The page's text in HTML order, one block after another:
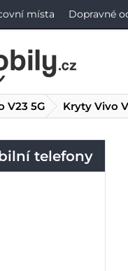
místa Dopravné
telefony
V23 5G Kryty Vivo